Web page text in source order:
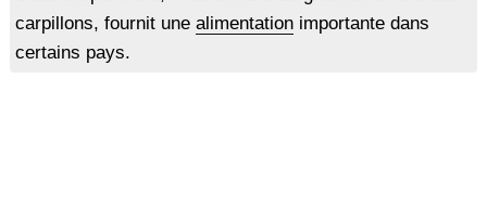
carpillons, fournit une alimentationimportante dans
certains pays.